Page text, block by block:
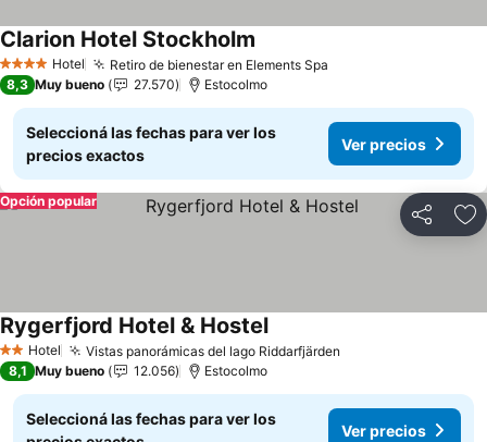
4 EstrellasHotel Retiro de bienestar en Elements Spa
Clarion Hotel Stockholm
8,3 Muy bueno 27.570 Estocolmo
Seleccioná las fechas para ver los
precios exactos
Ver precios
Compartir
Opción popular
2 Estrellas
Hotel Vistas panorámicas del lago Riddarfjärden
Rygerfjord Hotel & HostelVer precios
8,1 Muy bueno 12.056 Estocolmo
Seleccioná las fechas para ver los
Ver precios